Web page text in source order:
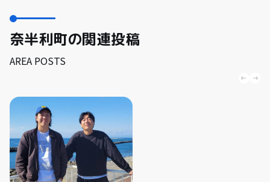
奈半利町の関連投稿
AREA POSTS